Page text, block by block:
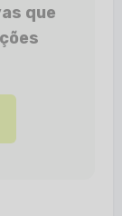
que